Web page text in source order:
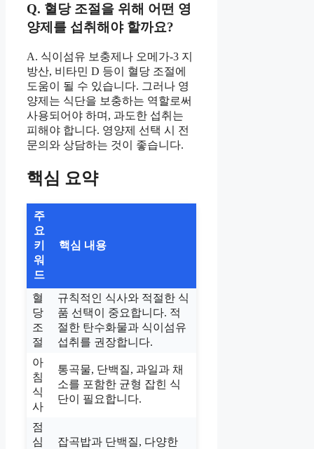
Q. 혈당 조절을 위해 어떤 영
양제를 섭취해야 할까요?
A. 식이섬유 보충제나 오메가-3 지
방산, 비타민 D 등이 혈당 조절에
도움이 될 수 있습니다. 그러나 영
양제는 식단을 보충하는 역할로써
사용되어야 하며, 과도한 섭취는
피해야 합니다. 영양제 선택 시 전
문의와 상담하는 것이 좋습니다.
핵심 요약
주
요
키
워
드
핵심 내용
혈
당
조
절
규칙적인 식사와 적절한 식
품 선택이 중요합니다. 적
절한 탄수화물과 식이섬유
섭취를 권장합니다.
아
침
식
사
통곡물, 단백질, 과일과 채
소를 포함한 균형 잡힌 식
단이 필요합니다.
점
심
잡곡밥과 단백질, 다양한